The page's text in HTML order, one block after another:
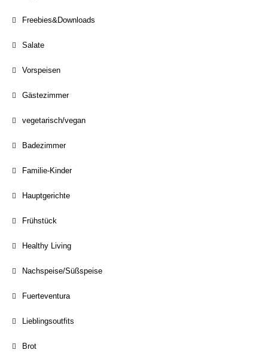
Freebies&Downloads
Salate
Vorspeisen
Gästezimmer
vegetarisch/vegan
Badezimmer
Familie-Kinder
Hauptgerichte
Frühstück
Healthy Living
Nachspeise/Süßspeise
Fuerteventura
Lieblingsoutfits
Brot